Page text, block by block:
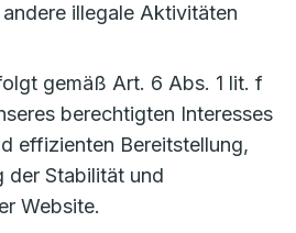
illegale Aktivitäten
gemäß Art. 6 Abs. 1 lit. f
berechtigten Interesses
effizienten Bereitstellung,
der Stabilität und
Website.